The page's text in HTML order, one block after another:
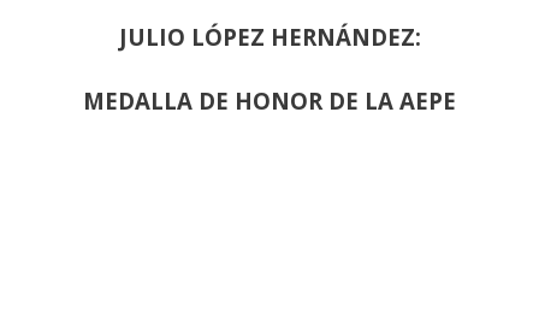
JULIO LÓPEZ HERNÁNDEZ:
MEDALLA DE HONOR DE LA AEPE